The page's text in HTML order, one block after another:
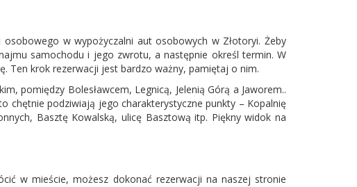
w wypożyczalni aut osobowych w Złotoryi. Żeby
samochodu i jego zwrotu, a następnie określ termin. W
Ten krok rezerwacji jest bardzo ważny, pamiętaj o nim.
pomiędzy Bolesławcem, Legnicą, Jelenią Górą a Jaworem..
chętnie podziwiają jego charakterystyczne punkty – Kopalnię
Basztę Kowalską, ulicę Basztową itp. Piękny widok na
w mieście, możesz dokonać rezerwacji na naszej stronie